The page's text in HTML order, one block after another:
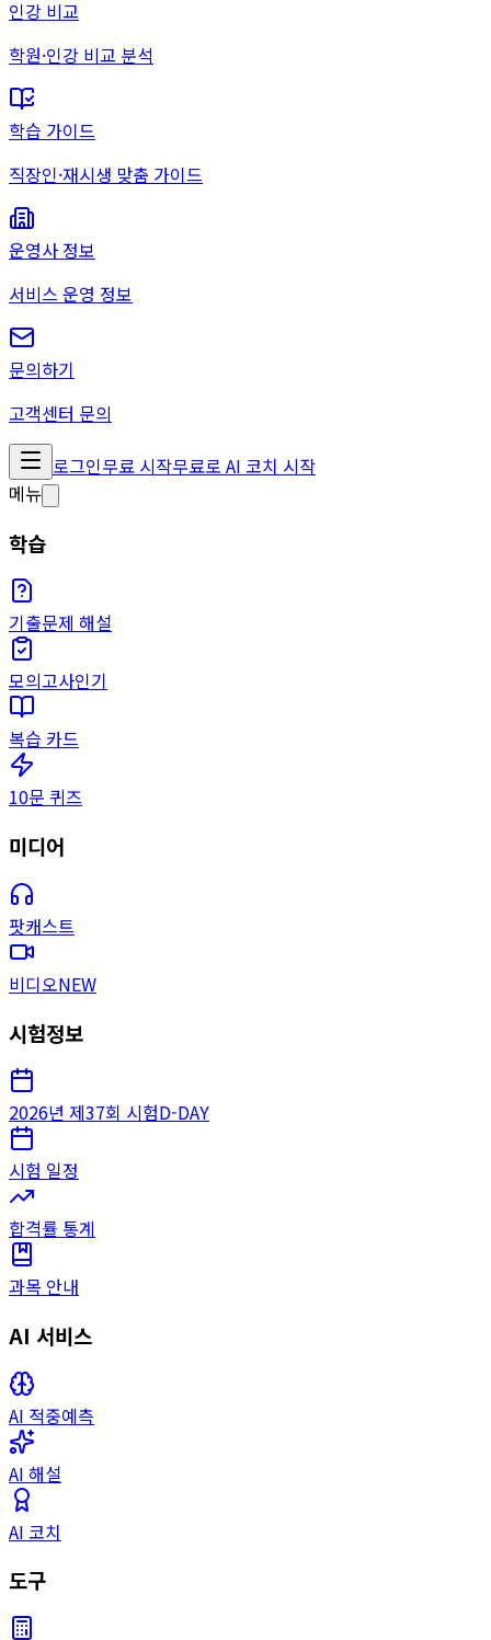
인강 비교
학원·인강 비교 분석
학습 가이드
직장인·재시생 맞춤 가이드
운영사 정보
서비스 운영 정보
문의하기
고객센터 문의
로그인무료 시작무료로 AI 코치 시작
메뉴
학습
기출문제 해설
모의고사인기
복습 카드
10문 퀴즈
미디어
팟캐스트
비디오NEW
시험정보
2026년 제37회 시험D-DAY
시험 일정
합격률 통계
과목 안내
AI 서비스
AI 적중예측
AI 해설
AI 코치
도구